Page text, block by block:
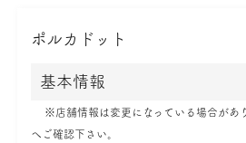
ポルカドット
基本情報
※店舗情報は変更になっている場合があ
へご確認下さい。